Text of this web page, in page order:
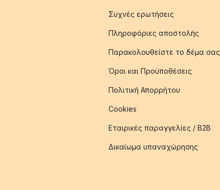
Συχνές ερωτήσεις
Πληροφόριες αποστολής
Παρακολουθείστε το δέμα σας
Όροι και Προϋποθέσεις
Πολιτική Απορρήτου
Cookies
Εταιρικές παραγγελίες / B2B
Δικαίωμα υπαναχώρησης